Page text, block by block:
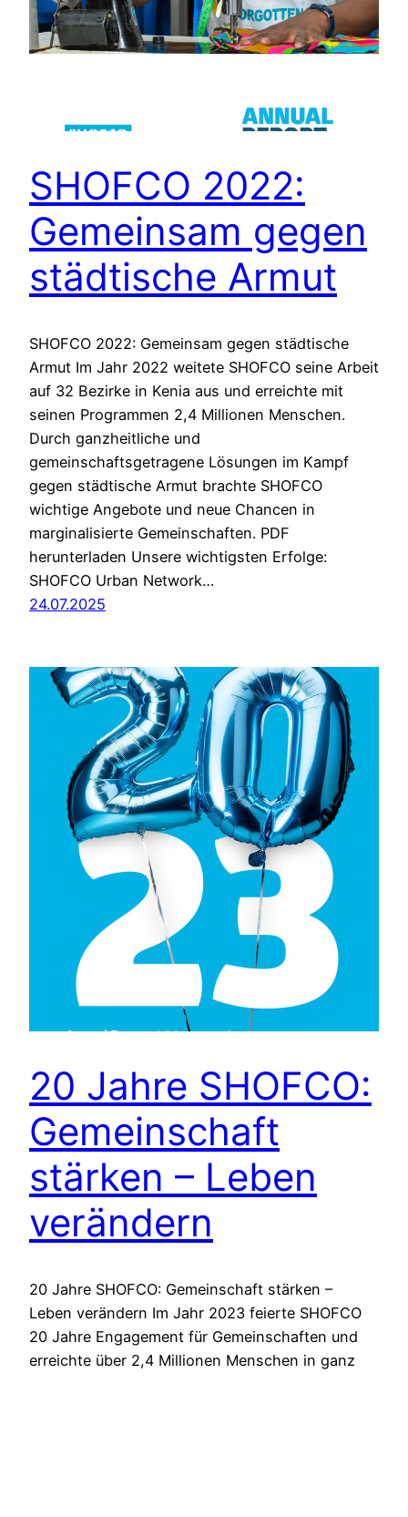
SHOFCO 2022:
Gemeinsam gegen
städtische Armut
SHOFCO 2022: Gemeinsam gegen städtische
Armut Im Jahr 2022 weitete SHOFCO seine Arbeit
auf 32 Bezirke in Kenia aus und erreichte mit
seinen Programmen 2,4 Millionen Menschen.
Durch ganzheitliche und
gemeinschaftsgetragene Lösungen im Kampf
gegen städtische Armut brachte SHOFCO
wichtige Angebote und neue Chancen in
marginalisierte Gemeinschaften. PDF
herunterladen Unsere wichtigsten Erfolge:
SHOFCO Urban Network…
24.07.2025
20 Jahre SHOFCO:
Gemeinschaft
stärken – Leben
verändern
20 Jahre SHOFCO: Gemeinschaft stärken –
Leben verändern Im Jahr 2023 feierte SHOFCO
20 Jahre Engagement für Gemeinschaften und
erreichte über 2,4 Millionen Menschen in ganz